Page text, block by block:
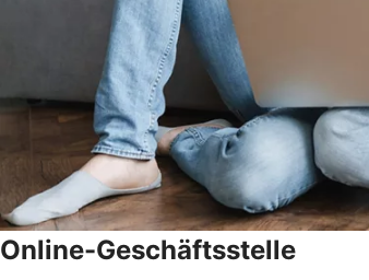
Online-Geschäftsstelle